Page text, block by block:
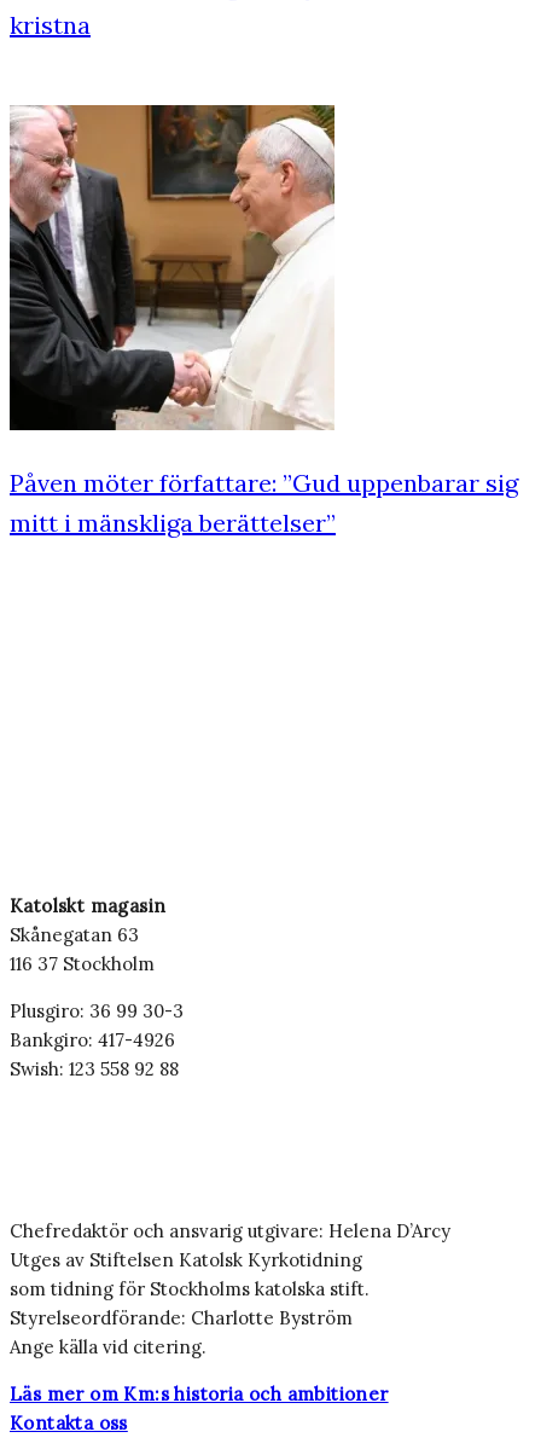
kristna
Påven möter författare: ”Gud uppenbarar sig
mitt i mänskliga berättelser”
Katolskt magasin
Skånegatan 63
116 37 Stockholm
Plusgiro: 36 99 30-3
Bankgiro: 417-4926
Swish: 123 558 92 88
Chefredaktör och ansvarig utgivare: Helena D’Arcy
Utges av Stiftelsen Katolsk Kyrkotidning
som tidning för Stockholms katolska stift.
Styrelseordförande: Charlotte Byström
Ange källa vid citering.
Läs mer om Km:s historia och ambitioner
Kontakta oss